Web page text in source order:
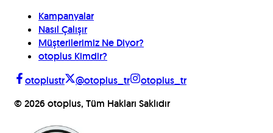
Kampanyalar
Nasıl Çalışır
Müşterilerimiz Ne Diyor?
otoplus Kimdir?
otoplustr
@otoplus_tr
otoplus_tr
© 2026 otoplus, Tüm Hakları Saklıdır